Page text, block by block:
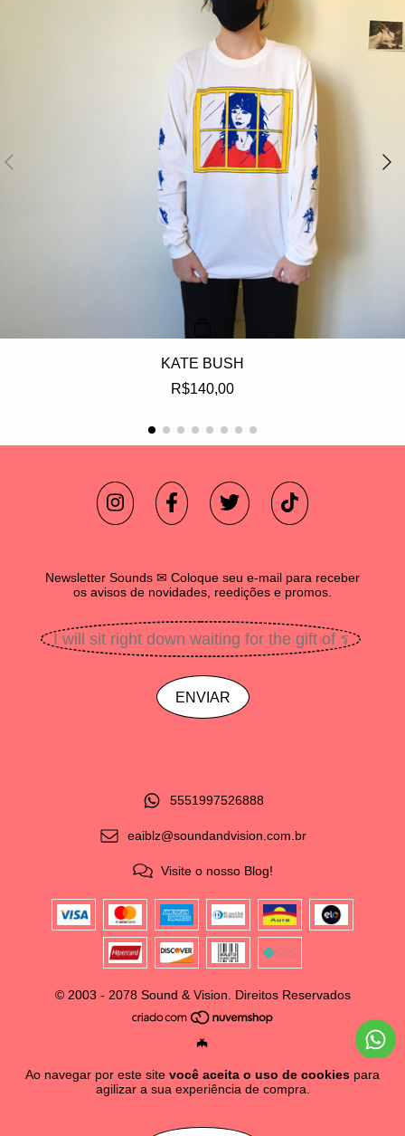
Ao navegar por este site você aceita o uso de cookies para
agilizar a sua experiência de compra.
KATE BUSH
R$140,00
Newsletter Sounds ✉ Coloque seu e-mail para receber
os avisos de novidades, reedições e promos.
5551997526888
eaiblz@soundandvision.com.br
Visite o nosso Blog!
© 2003 - 2078 Sound & Vision. Direitos Reservados
🦇